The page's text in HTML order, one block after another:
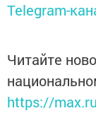
Telegram-
Читайте
https://